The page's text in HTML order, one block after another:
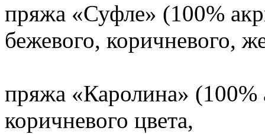
пряжа «Суфле» (100%
бежевого, коричневого,
пряжа «Каролина»
коричневого цвета,